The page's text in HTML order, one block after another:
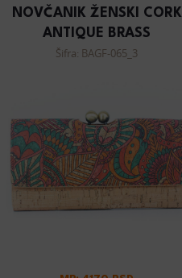
NOVČANIK ŽENSKI CORK
ANTIQUE BRASS
Šifra: BAGF-065_3